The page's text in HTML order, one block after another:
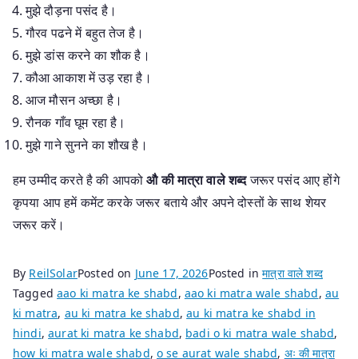
मुझे दौड़ना पसंद है।
गौरव पढने में बहुत तेज है।
मुझे डांस करने का शौक है।
कौआ आकाश में उड़ रहा है।
आज मौसन अच्छा है।
रौनक गाँव घूम रहा है।
मुझे गाने सुनने का शौख है।
हम उम्मीद करते है की आपकोऔ की मात्रा वाले शब्दजरूर पसंद आए होंगे
कृपया आप हमें कमेंट करके जरूर बताये और अपने दोस्तों के साथ शेयर
जरूर करें।
By ReilSolarPosted on June 17, 2026Posted inमात्रा वाले शब्द
Taggedaao ki matra ke shabd, aao ki matra wale shabd, au
ki matra, au ki matra ke shabd,au ki matra ke shabd in
hindi,aurat ki matra ke shabd, badi o ki matra wale shabd,
how ki matra wale shabd,o se aurat wale shabd, अः की मात्रा